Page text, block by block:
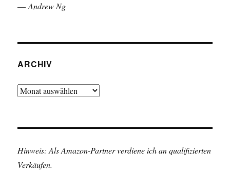
—Andrew Ng
ARCHIV
Archiv
Hinweis: Als Amazon-Partner verdiene ich an qualifizierten
Verkäufen.